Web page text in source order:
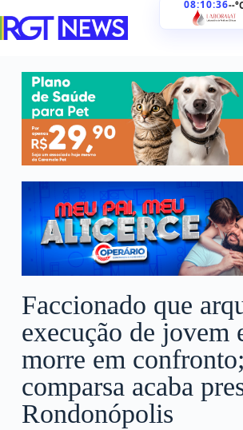
08:10:38--
Faccionado que
execução de jovem
morre em confronto;
comparsa acaba
Rondonópolis